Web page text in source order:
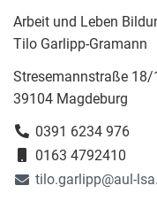
Arbeit und Leben
Tilo Garlipp-Gramann
Stresemannstraße 18/
39104 Magdeburg
0391 6234 976
0163 4792410
tilo.garlipp@aul-